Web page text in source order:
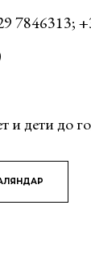
7846313;
и дети до